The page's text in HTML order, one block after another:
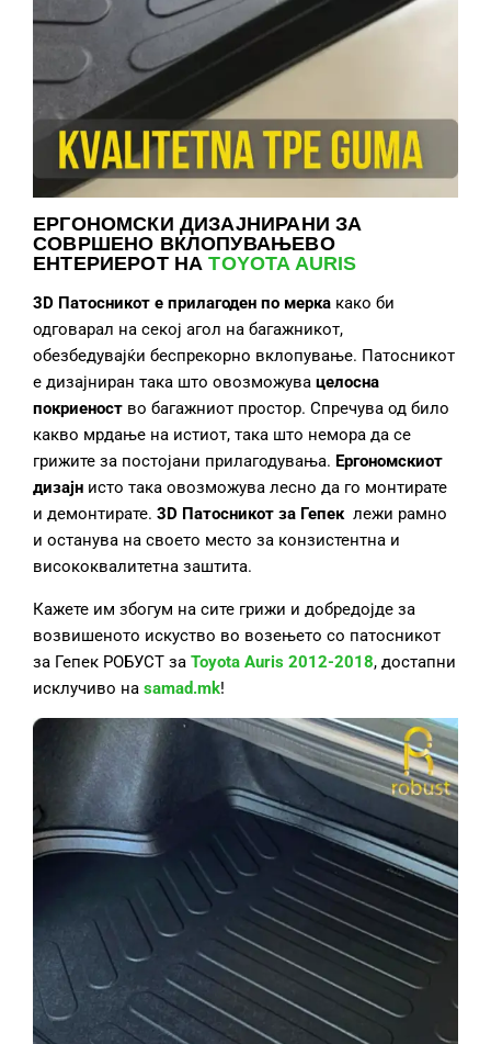
ЕРГОНОМСКИ ДИЗАЈНИРАНИ ЗА
СОВРШЕНО ВКЛОПУВАЊЕВО
ЕНТЕРИЕРОТ НАTOYOTA AURIS
3D Патосникот е прилагоден по мерка како би
одговарал на секој агол на багажникот,
обезбедувајќи беспрекорно вклопување. Патосникот
е дизајниран така што овозможува целосна
покриеност во багажниот простор. Спречува од било
какво мрдање на истиот, така што немора да се
грижите за постојани прилагодувања. Ергономскиот
дизајн исто така овозможува лесно да го монтирате
и демонтирате. 3D Патосникот за Гепеклежи рамно
и останува на своето место за конзистентна и
висококвалитетна заштита.
Кажете им збогум на сите грижи и добредојде за
возвишеното искуство во возењето со патосникот
за Гепек РОБУСТ за Toyota Auris 2012-2018, достапни
исклучиво на samad.mk!